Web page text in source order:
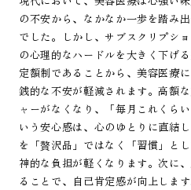
の不安から、なかなか一歩を踏み
でした。しかし、サブスクリプシ
の心理的なハードルを大きく下げ
定額制であることから、美容医療
銭的な不安が軽減されます。高額
ャーがなくなり、「毎月これくら
いう安心感は、心のゆとりに直結
を「贅沢品」ではなく「習慣」と
神的な負担が軽くなります。次に
ることで、自己肯定感が向上しま